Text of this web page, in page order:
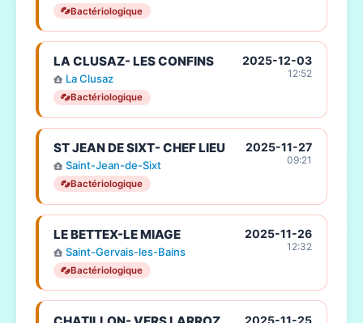
Bactériologique
LA CLUSAZ- LES CONFINS
La Clusaz
Bactériologique
2025-12-03
12:52
ST JEAN DE SIXT- CHEF LIEU
Saint-Jean-de-Sixt
Bactériologique
2025-11-27
09:21
LE BETTEX-LE MIAGE
Saint-Gervais-les-Bains
Bactériologique
2025-11-26
12:32
2025-11-25